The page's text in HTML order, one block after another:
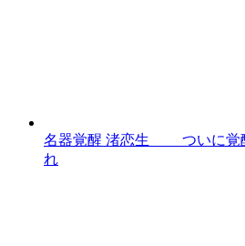
名器覚醒 渚恋生 ついに覚
れ